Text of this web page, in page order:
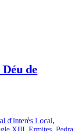
de
d'Interès Local,
XIII Ermites Pedra